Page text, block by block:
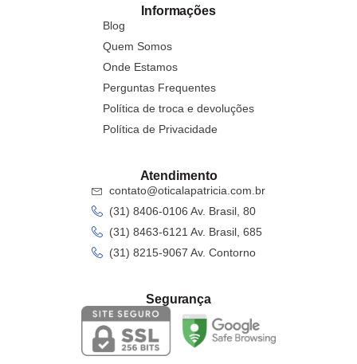
Informações
Blog
Quem Somos
Onde Estamos
Perguntas Frequentes
Política de troca e devoluções
Política de Privacidade
Atendimento
contato@oticalapatricia.com.br
(31) 8406-0106 Av. Brasil, 80
(31) 8463-6121 Av. Brasil, 685
(31) 8215-9067 Av. Contorno
Segurança